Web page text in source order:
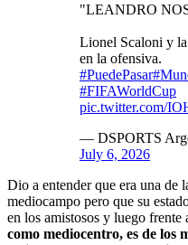
"LEANDRO
Lionel Scaloni y
en la ofensiva.
#PuedePasar
#FIFAWorldCup
pic.twitter.com/
— DSPORTS
July 6, 2026
Dio a entender que era una de
mediocampo pero que su
en los amistosos y luego frente
como mediocentro, es de los